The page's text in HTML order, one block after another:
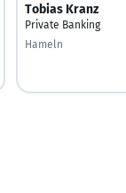
Tobias Kranz
Private Banking
Hameln